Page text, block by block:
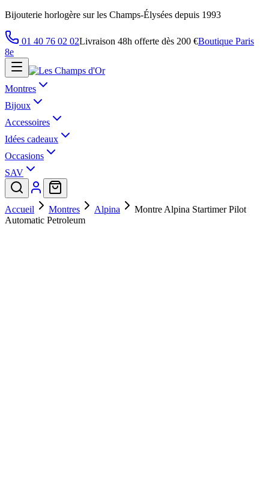
Bijouterie horlogère sur les Champs-Élysées depuis 1993
01 40 76 02 02Livraison 48h offerte dès 200 €Boutique Paris
8e
Montres
Bijoux
Accessoires
Idées cadeaux
Occasions
SAV
Accueil Montres Alpina
Montre Alpina Startimer Pilot
Automatic Petroleum